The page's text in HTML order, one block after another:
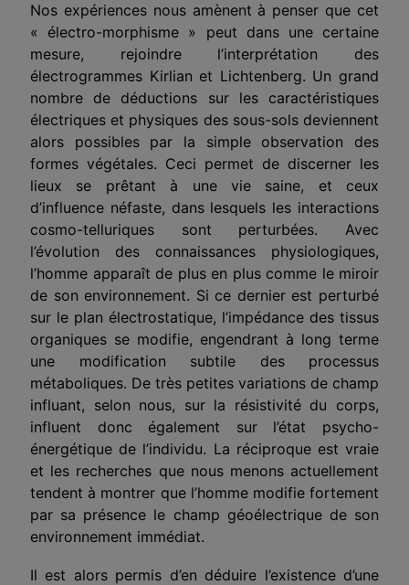
Nos expériences nous amènent à penser que cet
« électro-morphisme » peut dans une certaine
mesure, rejoindre l’interprétation des
électrogrammes Kirlian et Lichtenberg. Un grand
nombre de déductions sur les caractéristiques
électriques et physi­ques des sous-sols deviennent
alors possibles par la simple obser­vation des
formes végétales. Ceci permet de discerner les
lieux se prêtant à une vie saine, et ceux
d’influence néfaste, dans lesquels les interactions
cosmo-telluriques sont perturbées. Avec
l’évolution des connaissances physiologiques,
l’homme apparaît de plus en plus comme le miroir
de son environnement. Si ce dernier est perturbé
sur le plan électrostatique, l’impédance des tissus
organiques se modifie, engendrant à long terme
une modification subtile des processus
métaboliques. De très petites variations de champ
influant, selon nous, sur la résistivité du corps,
influent donc également sur l’état psycho-
énergétique de l’individu. La réciproque est vraie
et les recherches que nous menons actuellement
tendent à montrer que l’homme modifie fortement
par sa présence le champ géoélectrique de son
environnement immédiat.
Il est alors permis d’en déduire l’existence d’une